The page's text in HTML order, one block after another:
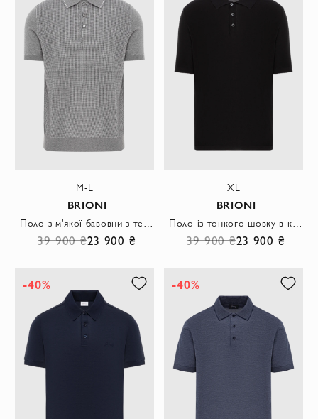
M-L
BRIONI
Поло з м'якої бавовни з текстурою в дрібну клітку та трикотажною обробкою
39 900 ₴23 900 ₴
XL
BRIONI
Поло із тонкого шовку в класичному чорному виконанні з елегантним силуетом
39 900 ₴23 900 ₴
-40% -40%